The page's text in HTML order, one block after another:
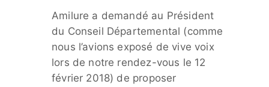
Amilure a demandé au Président
du Conseil Départemental (comme
nous l’avions exposé de vive voix
lors de notre rendez-vous le 12
février 2018) de proposer